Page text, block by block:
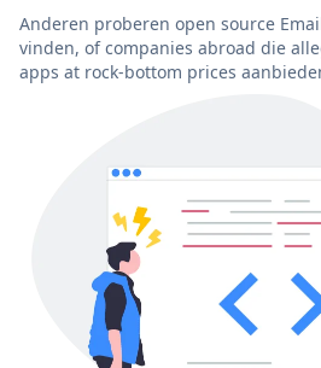
Anderen proberen open source
vinden, of companies abroad die
apps at rock-bottom prices